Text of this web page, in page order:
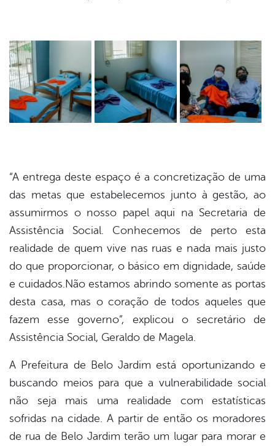
“A entrega deste espaço é a concretização de uma
das metas que estabelecemos junto à gestão, ao
assumirmos o nosso papel aqui na Secretaria de
Assistência Social. Conhecemos de perto esta
realidade de quem vive nas ruas e nada mais justo
do que proporcionar, o básico em dignidade, saúde
e cuidados.Não estamos abrindo somente as portas
desta casa, mas o coração de todos aqueles que
fazem esse governo”, explicou o secretário de
Assistência Social, Geraldo de Magela.
A Prefeitura de Belo Jardim está oportunizando e
buscando meios para que a vulnerabilidade social
não seja mais uma realidade com estatísticas
sofridas na cidade. A partir de então os moradores
de rua de Belo Jardim terão um lugar para morar e